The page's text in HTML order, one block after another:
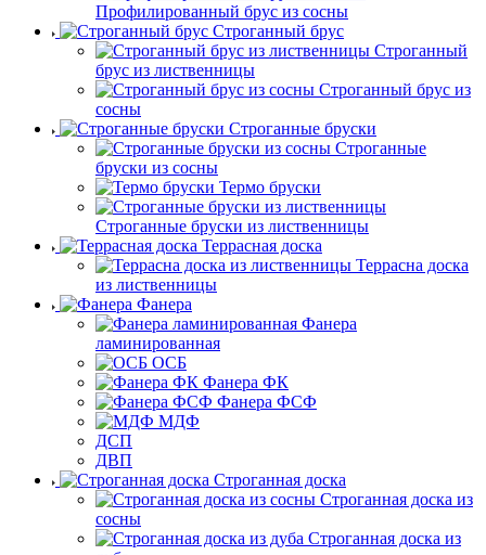
Профилированный брус из сосны
Строганный брус
Строганный
брус из лиственницы
Строганный брус из
сосны
Строганные бруски
Строганные
бруски из сосны
Термо бруски
Строганные бруски из лиственницы
Террасная доска
Террасна доска
из лиственницы
Фанера
Фанера
ламинированная
ОСБ
Фанера ФК
Фанера ФСФ
МДФ
ДСП
ДВП
Строганная доска
Строганная доска из
сосны
Строганная доска из